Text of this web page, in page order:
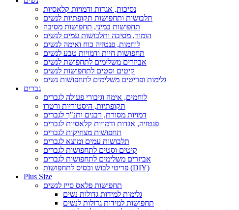
נסיכות, אגדות ודמויות קלאסיות
תלבושות ותחפושות תקופתיות לנשים
תחפושות במיני, תחפושות מסיבה
הומור, מסיבה ותלבושות עמים לנשים
לוחמות, פנטזיה כוח ואימה לנשים
תחפושות חיות ודמויות טבע לנשים
אביזרים משלימים לתחפושת לנשים
קיטים וסטים לתחפושות לנשים
גלימות ופריטים משלימים לתחפושות נשים
גברים
לוחמים, אימה וגיבורי פעולה לגברים
תקופתיות, היסטוריות ורטרו
דמויות מסורת, רבנים ותנ"ך לגברים
פנטזיה, אגדות ודמויות קלאסיות לגברים
תחפושות מצחיקות לגברים
תלבושות עמים ומוצא לגברים
קיטים וסטים לתחפושות לגברים
אביזרים משלימים לתחפושות לגברים
פריטי לבוש ובסיס לתחפושות (DIY)
Plus Size
תחפושות פלאס סייז לנשים
גלימות למידות גדולות נשים
תחפושות למידות גדולות לנשים